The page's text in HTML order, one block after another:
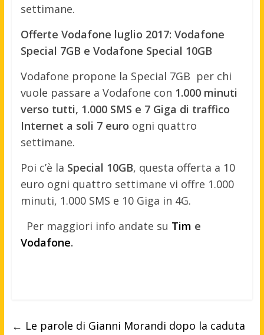
settimane.
Offerte Vodafone luglio 2017: Vodafone
Special 7GB e Vodafone Special 10GB
Vodafone propone la Special 7GB per chi
vuole passare a Vodafone con 1.000 minuti
verso tutti, 1.000 SMS e 7 Giga di traffico
Internet a soli 7 euro ogni quattro
settimane.
Poi c’è la Special 10GB, questa offerta a 10
euro ogni quattro settimane vi offre 1.000
minuti, 1.000 SMS e 10 Giga in 4G.
Per maggiori info andate su Tim e
Vodafone.
← Le parole di Gianni Morandi dopo la caduta